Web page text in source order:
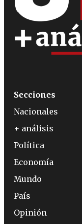
Secciones
Nacionales
+ análisis
Política
Economía
Mundo
País
Opinión